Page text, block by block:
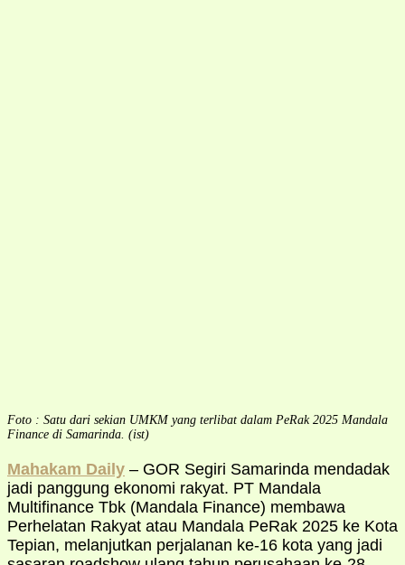
Foto : Satu dari sekian UMKM yang terlibat dalam PeRak 2025 Mandala
Finance di Samarinda. (ist)
Mahakam Daily – GOR Segiri Samarinda mendadak
jadi panggung ekonomi rakyat. PT Mandala
Multifinance Tbk (Mandala Finance) membawa
Perhelatan Rakyat atau Mandala PeRak 2025 ke Kota
Tepian, melanjutkan perjalanan ke-16 kota yang jadi